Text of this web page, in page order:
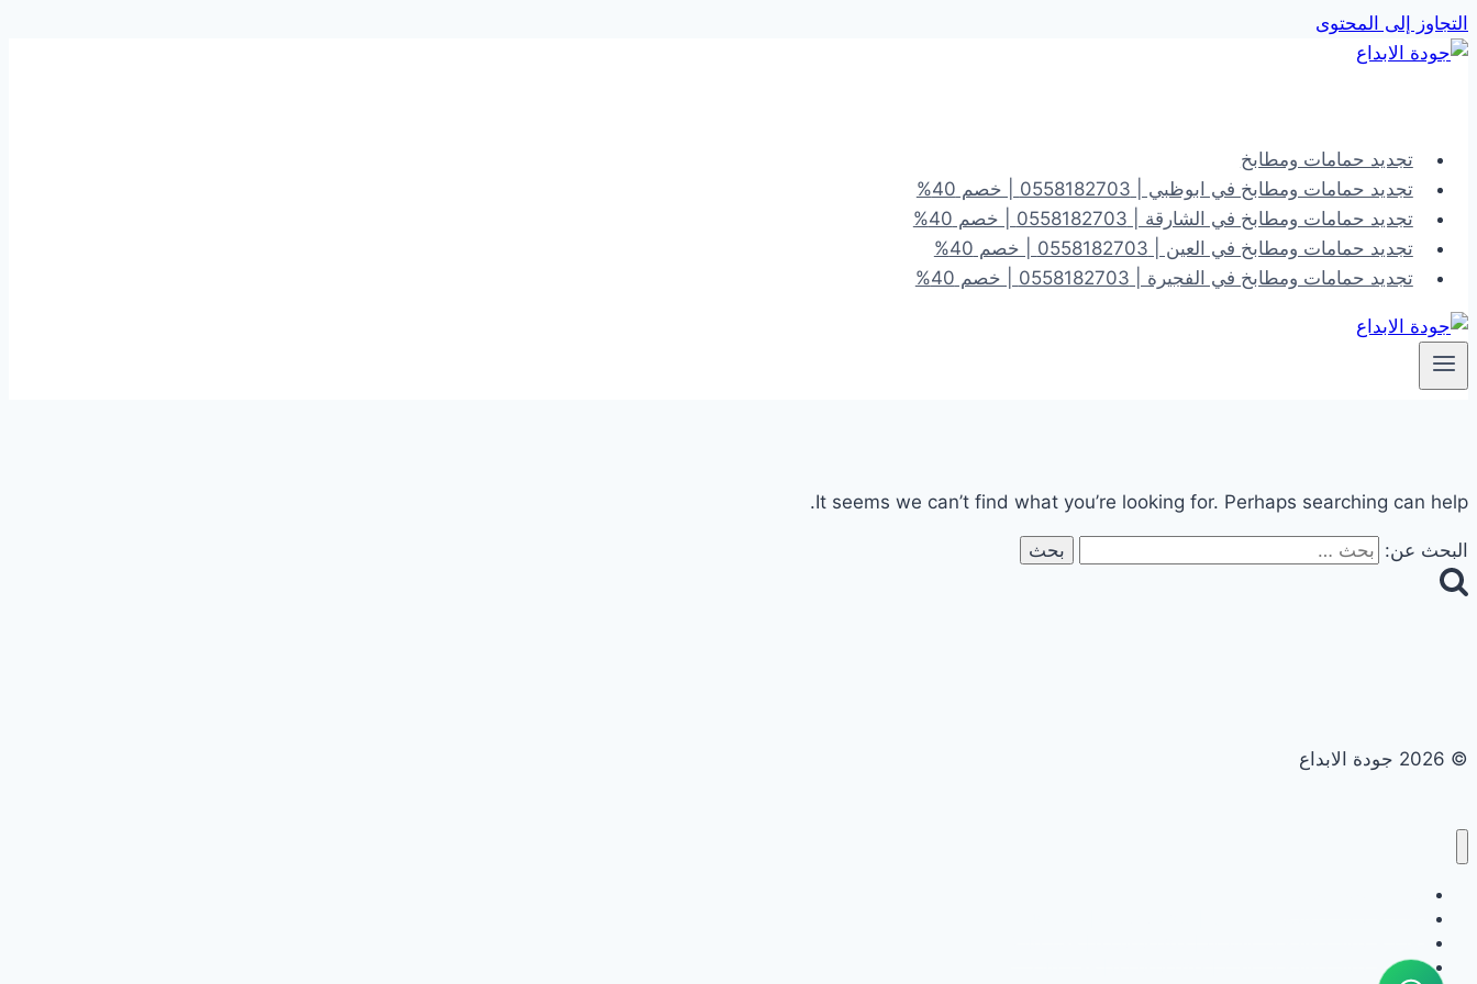
التجاوز إلى المحتوى
تجديد حمامات ومطابخ
تجديد حمامات ومطابخ في ابوظبي | 0558182703 | خصم 40%
تجديد حمامات ومطابخ في الشارقة | 0558182703 | خصم 40%
تجديد حمامات ومطابخ في العين | 0558182703 | خصم 40%
تجديد حمامات ومطابخ في الفجيرة | 0558182703 | خصم 40%
It seems we can’t find what you’re looking for. Perhaps searching can help.
البحث عن:
© 2026 جودة الابداع
تجديد حمامات ومطابخ في العين | 0558182703 | خصم 40%